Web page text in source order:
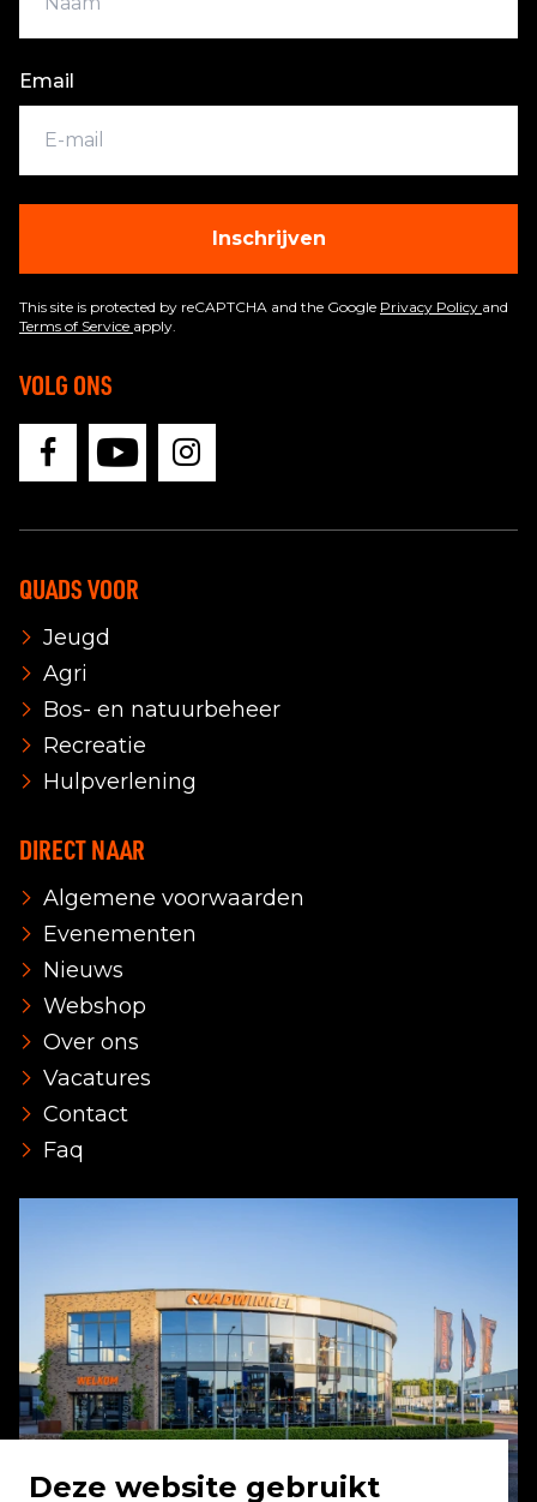
Email
Inschrijven
This site is protected by reCAPTCHA and the Google Privacy Policy and
Terms of Service apply.
VOLG ONS
QUADS VOOR
Jeugd
Agri
Bos- en natuurbeheer
Recreatie
Hulpverlening
DIRECT NAAR
Algemene voorwaarden
Evenementen
Nieuws
Webshop
Over ons
Vacatures
Contact
Faq
Deze website gebruikt